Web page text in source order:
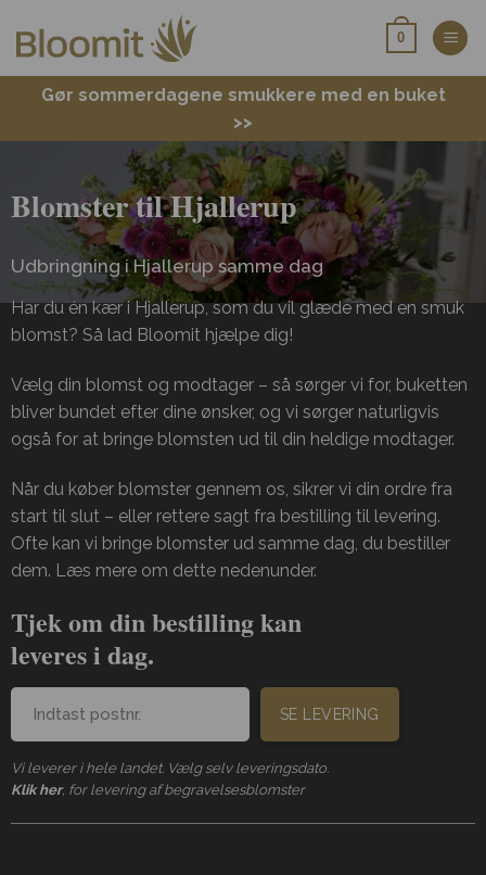
0
Gør sommerdagene smukkere med en buket
>>
Blomster til Hjallerup
Udbringning i Hjallerup samme dag
Har du én kær i Hjallerup, som du vil glæde med en smuk
blomst? Så lad Bloomit hjælpe dig!
Vælg din blomst og modtager – så sørger vi for, buketten
bliver bundet efter dine ønsker, og vi sørger naturligvis
også for at bringe blomsten ud til din heldige modtager.
Når du køber blomster gennem os, sikrer vi din ordre fra
start til slut – eller rettere sagt fra bestilling til levering.
Ofte kan vi bringe blomster ud samme dag, du bestiller
dem. Læs mere om dette nedenunder.
Tjek om din bestilling kan
leveres i dag.
SE LEVERING
Vi leverer i hele landet. Vælg selv leveringsdato.
Klik her, for levering af begravelsesblomster